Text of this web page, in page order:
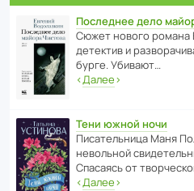
Последнее дело
Сюжет нового романа
дете­ктив и
бурге. Убивают…
‹Далее›
Тени южной ночи
Писа­тель­ница Маня
невольной
Спасаясь от
‹Далее›